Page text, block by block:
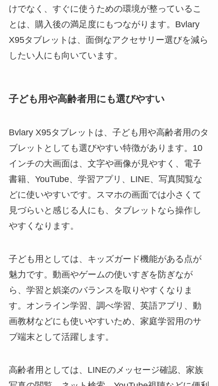
けでなく、すぐに使うための環境が整っているこ
とは、購入後の満足度にもつながります。Bvlary
X95タブレットは、面倒なアクセサリー選びを減ら
したい人にも向いています。
子ども用や高齢者用にも選びやすい
Bvlary X95タブレットは、子ども用や高齢者用のタ
ブレットとしても選びやすい特徴があります。10
インチの大画面は、文字や画像が見やすく、電子
書籍、YouTube、学習アプリ、LINE、写真閲覧な
どに使いやすいです。スマホの画面では小さくて
見づらいと感じる人にも、タブレットなら操作し
やすくなります。
子ども用としては、キッズガード機能がある点が
魅力です。動画やゲームの使いすぎを防ぎなが
ら、学習と娯楽のバランスを取りやすくなりま
す。オンライン学習、調べ学習、英語アプリ、動
画教材などにも使いやすいため、家庭学習用のサ
ブ端末として活躍します。
高齢者用としては、LINEのメッセージ確認、家族